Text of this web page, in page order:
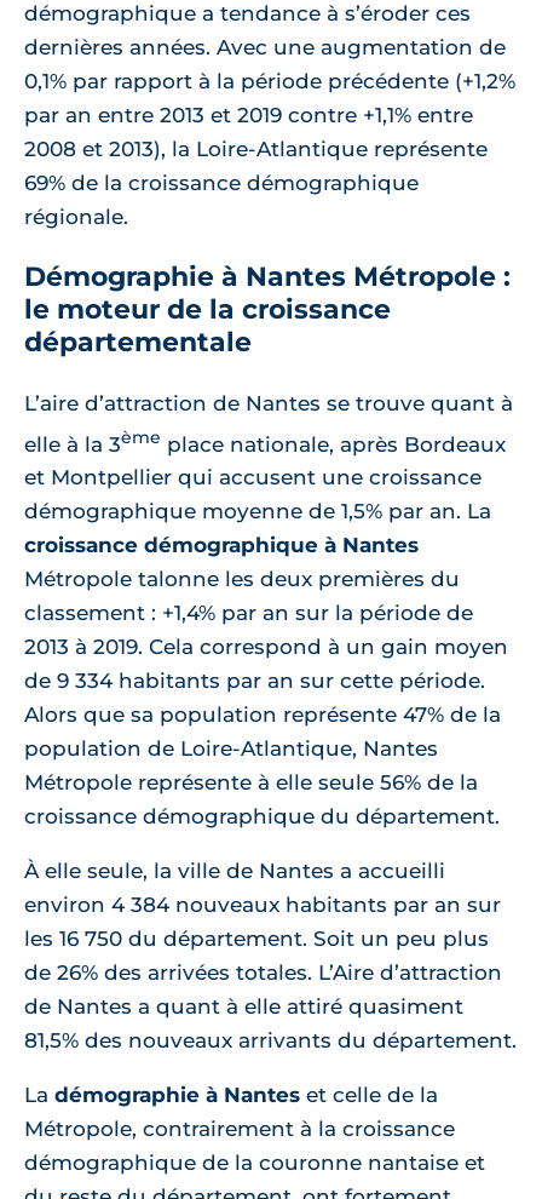
démographique a tendance à s’éroder ces
dernières années. Avec une augmentation de
0,1% par rapport à la période précédente (+1,2%
par an entre 2013 et 2019 contre +1,1% entre
2008 et 2013), la Loire-Atlantique représente
69% de la croissance démographique
régionale.
Démographie à Nantes Métropole :
le moteur de la croissance
départementale
L’aire d’attraction de Nantes se trouve quant à
elle à la 3ème place nationale, après Bordeaux
et Montpellier qui accusent une croissance
démographique moyenne de 1,5% par an. La
croissance démographique à Nantes
Métropole talonne les deux premières du
classement : +1,4% par an sur la période de
2013 à 2019. Cela correspond à un gain moyen
de 9 334 habitants par an sur cette période.
Alors que sa population représente 47% de la
population de Loire-Atlantique, Nantes
Métropole représente à elle seule 56% de la
croissance démographique du département.
À elle seule, la ville de Nantes a accueilli
environ 4 384 nouveaux habitants par an sur
les 16 750 du département. Soit un peu plus
de 26% des arrivées totales. L’Aire d’attraction
de Nantes a quant à elle attiré quasiment
81,5% des nouveaux arrivants du département.
La démographie à Nantes et celle de la
Métropole, contrairement à la croissance
démographique de la couronne nantaise et